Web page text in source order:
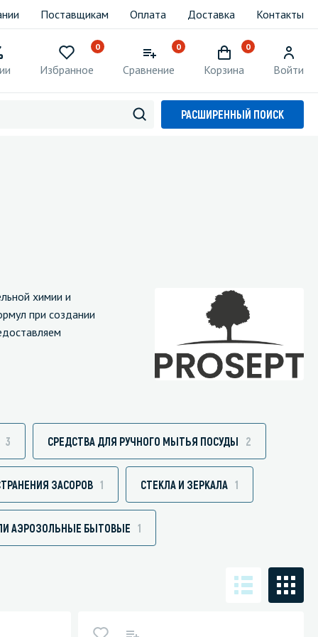
Поставщикам Оплата Доставка Контакты
0
Избранное
0
Сравнение
0
Корзина Войти
и грилей
машин
Средства для дезинфекции санузлов
Средства для мытья унитазов и сантехники
Средства для очистки полов и стен в санузлах
Средства для устранения засоров
РАСШИРЕННЫЙ ПОИСК
химии и
при создании
3 СРЕДСТВА ДЛЯ РУЧНОГО МЫТЬЯ ПОСУДЫ 2
ЗАСОРОВ 1 СТЕКЛА И ЗЕРКАЛА 1
АЭРОЗОЛЬНЫЕ БЫТОВЫЕ 1